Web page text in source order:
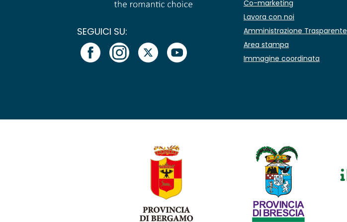
SEGUICI SU:
Co-marketing
Lavora con noi
Amministrazione Trasparente
Area stampa
Immagine coordinata